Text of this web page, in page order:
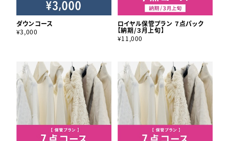
ダウンコース
¥3,000
ロイヤル保管プラン ７点パック
【納期/３月上旬】
¥11,000